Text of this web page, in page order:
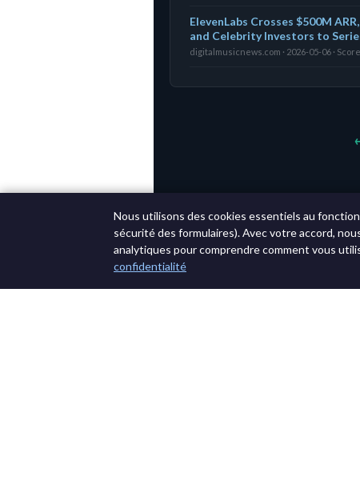
ElevenLabs Crosses $500M
and Celebrity Investors to
digitalmusicnews.com · 2026-05-06 ·
Nous utilisons des cookies essentiels au
sécurité des formulaires). Avec votre accord,
analytiques pour comprendre comment vous
confidentialité